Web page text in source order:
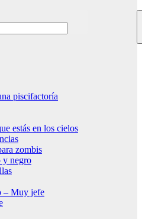
piscifactoría
estás en los cielos
zombis
y negro
– Muy jefe